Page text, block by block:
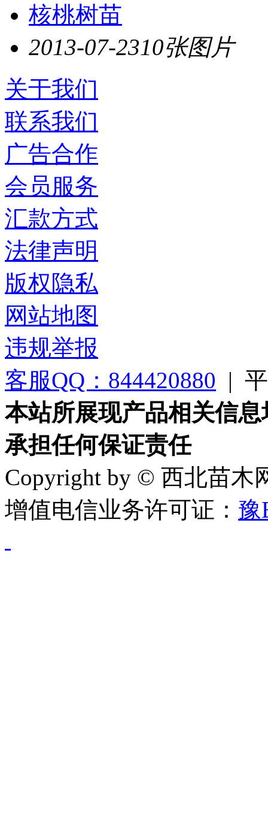
核桃树苗
2013-07-2310张图片
关于我们
联系我们
广告合作
会员服务
汇款方式
法律声明
版权隐私
网站地图
违规举报
客服QQ：844420880 |
本站所展现产品相关信
承担任何保证责任
Copyright by © 西北苗木
增值电信业务许可证： 豫